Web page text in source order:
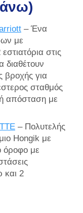
άνω)
– Ένα
με
στις
διαθέτουν
βροχής για
σταθμός
απόσταση με
– Πολυτελής
Hongik με
όροφο με
και 2